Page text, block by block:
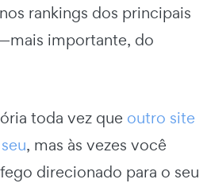
nos rankings dos principais
importante, do
toda vez que outro site
, mas às vezes você
direcionado para o seu